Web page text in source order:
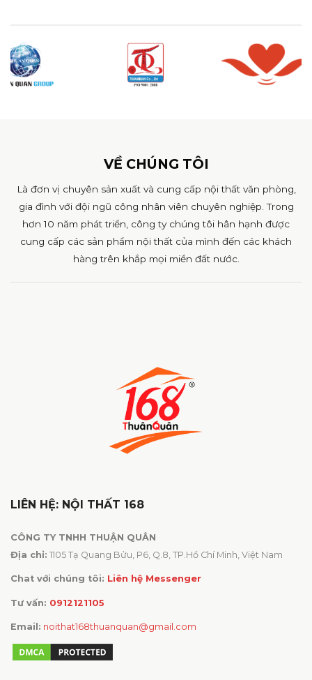
VỀ CHÚNG TÔI
Là đơn vị chuyên sản xuất và cung cấp nội thất văn phòng,
gia đình với đội ngũ công nhân viên chuyên nghiệp. Trong
hơn 10 năm phát triển, công ty chúng tôi hân hạnh được
cung cấp các sản phẩm nội thất của mình đến các khách
hàng trên khắp mọi miền đất nước.
LIÊN HỆ: NỘI THẤT 168
CÔNG TY TNHH THUẬN QUÂN
Địa chỉ: 1105 Tạ Quang Bửu, P6, Q.8, TP.Hồ Chí Minh, Việt Nam
Chat với chúng tôi: Liên hệ Messenger
Tư vấn: 0912121105
Email: noithat168thuanquan@gmail.com